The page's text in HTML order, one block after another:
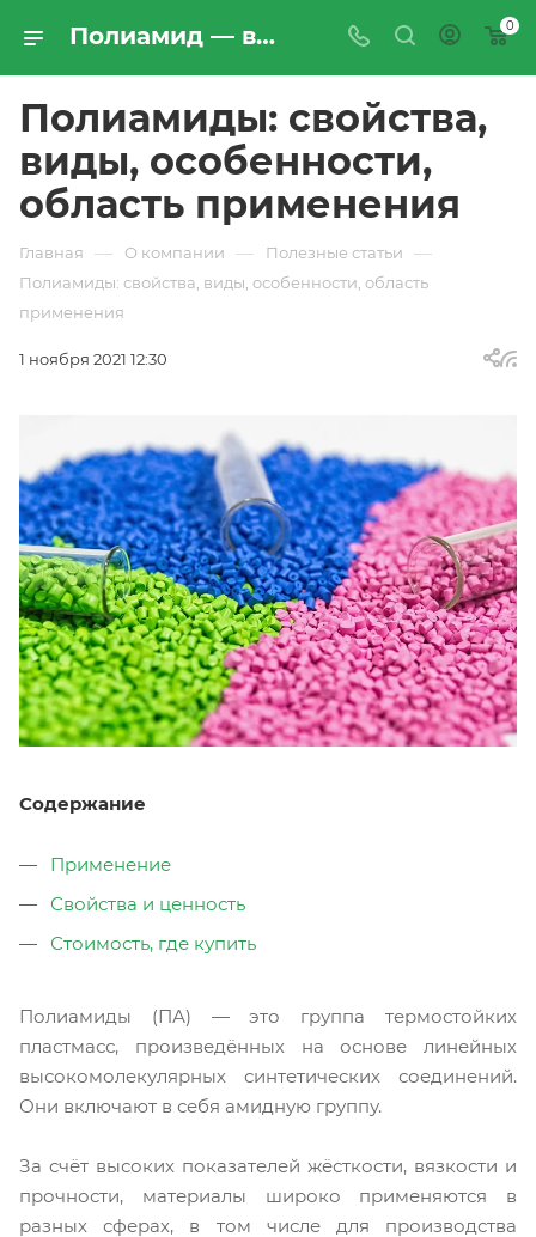
Полиамид — виды, характеристики, свойства, где применяют | «Промресурссервис» 0
Полиамиды: свойства,
виды, особенности,
область применения
Главная — О компании — Полезные статьи —
Полиамиды: свойства, виды, особенности, область
применения
1 ноября 2021 12:30
Содержание
Применение
Свойства и ценность
Стоимость, где купить
Полиамиды (ПА) — это группа термостойких
пластмасс, произведённых на основе линейных
высокомолекулярных синтетических соединений.
Они включают в себя амидную группу.
За счёт высоких показателей жёсткости, вязкости и
прочности, материалы широко применяются в
разных сферах, в том числе для производства